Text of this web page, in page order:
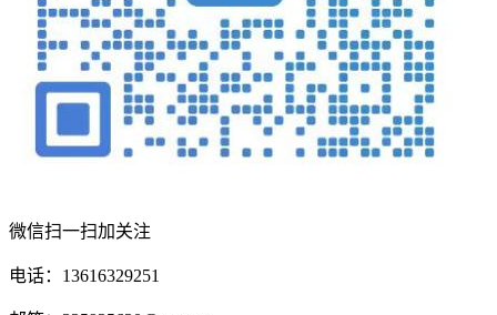
微信扫一扫加关注
电话：13616329251